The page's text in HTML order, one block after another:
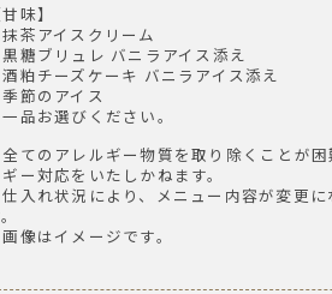
甘味】
抹茶アイスクリーム
黒糖ブリュレ バニラアイス添え
酒粕チーズケーキ バニラアイス添え
季節のアイス
品お選びください。
てのアレルギー物質を取り除くことが困
ー対応をいたしかねます。
入れ状況により、メニュー内容が変更に
像はイメージです。